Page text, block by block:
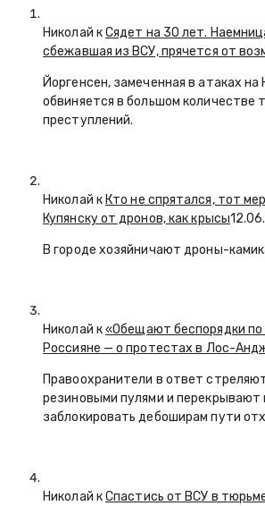
Николай кСядет на 30 лет.
сбежавшая из ВСУ, прячется от
Йоргенсен, замеченная в атаках на
обвиняется в большом количестве
преступлений.
Николай кКто не спрятался, тот
Купянску от дронов, как крысы
В городе хозяйничают дроны-
Николай к«Обещают беспорядки
Россияне — о протестах в Лос-
Правоохранители в ответ
резиновыми пулями и перекрывают
заблокировать дебоширам пути
Николай кСпастись от ВСУ в